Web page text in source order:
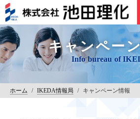
キャンペー
ホーム / IKEDA情報局 / キャンペーン情報